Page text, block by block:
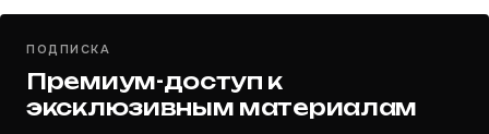
ПОДПИСКА
Премиум-доступ к
эксклюзивным материалам